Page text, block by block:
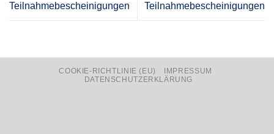
Teilnahmebescheinigungen
Teilnahmebescheinigungen
COOKIE-RICHTLINIE (EU)
IMPRESSUM
DATENSCHUTZERKLÄRUNG